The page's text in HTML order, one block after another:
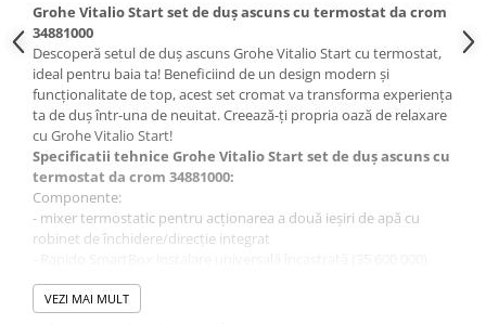
Grohe Vitalio Start set de duș ascuns cu termostat da crom
34881000
Descoperă setul de duș ascuns Grohe Vitalio Start cu termostat,
ideal pentru baia ta! Beneficiind de un design modern și
funcționalitate de top, acest set cromat va transforma experiența
ta de duș într-una de neuitat. Creează-ți propria oază de relaxare
cu Grohe Vitalio Start!
Specificatii tehnice Grohe Vitalio Start set de duș ascuns cu
termostat da crom 34881000:
Componente:
- mixer termostatic pentru acționarea a două ieșiri de apă cu
robinet de închidere/direcție integrat
- Vitalio Rain Mono 310 Cube Duș de ploaie cu limitator de debit
9,5 l/min cu braț de duș de 42,2 cm
VEZI MAI MULT